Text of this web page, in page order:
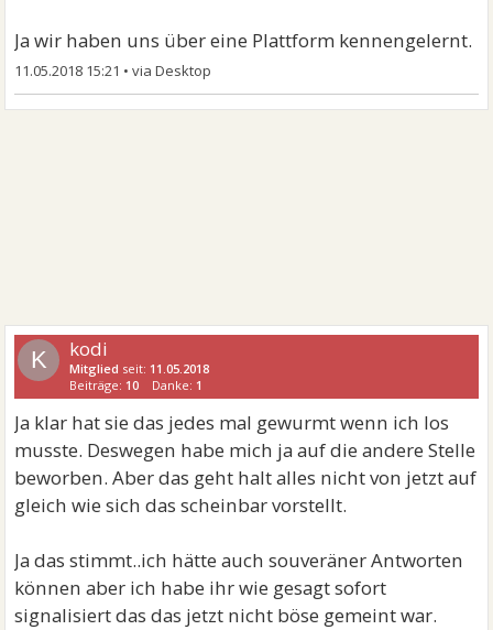
Ja wir haben uns über eine Plattform kennengelernt.
11.05.2018 15:21 •
K kodi
Mitglied seit: 11.05.2018
Beiträge: 10 Danke: 1
Ja klar hat sie das jedes mal gewurmt wenn ich los
musste. Deswegen habe mich ja auf die andere Stelle
beworben. Aber das geht halt alles nicht von jetzt auf
gleich wie sich das scheinbar vorstellt.
Ja das stimmt..ich hätte auch souveräner Antworten
können aber ich habe ihr wie gesagt sofort
signalisiert das das jetzt nicht böse gemeint war.